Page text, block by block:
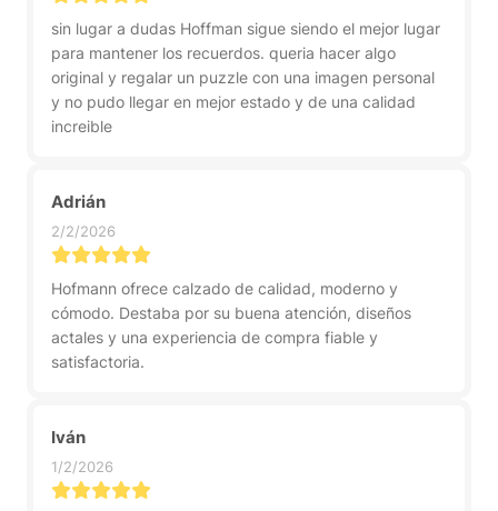
sin lugar a dudas Hoffman sigue siendo el mejor lugar
para mantener los recuerdos. queria hacer algo
original y regalar un puzzle con una imagen personal
y no pudo llegar en mejor estado y de una calidad
increible
Adrián
2/2/2026
Hofmann ofrece calzado de calidad, moderno y
cómodo. Destaba por su buena atención, diseños
actales y una experiencia de compra fiable y
satisfactoria.
Iván
1/2/2026